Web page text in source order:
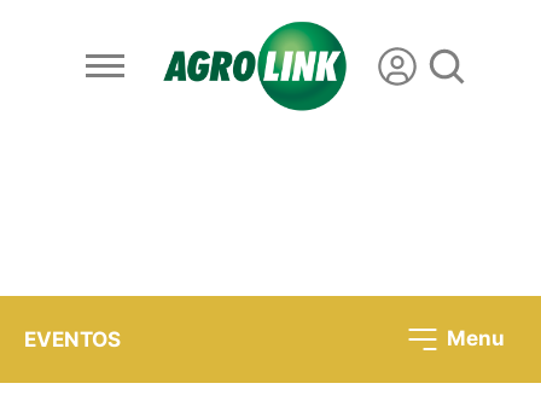
EVENTOS Menu